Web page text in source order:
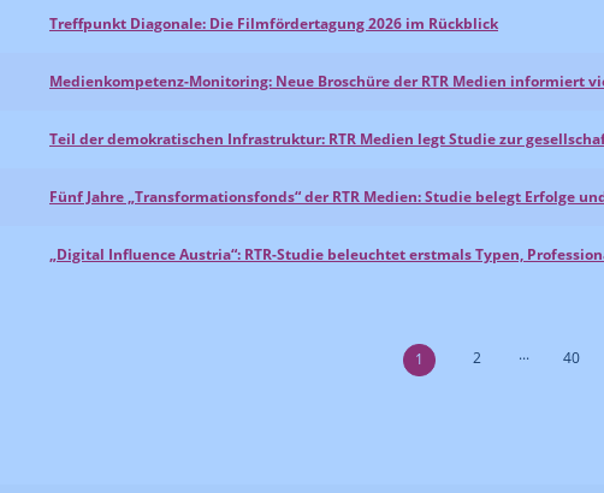
Treffpunkt Diagonale: Die Filmfördertagung 2026 im Rückblick
Medienkompetenz-Monitoring: Neue Broschüre der RTR Medien
Teil der demokratischen Infrastruktur: RTR Medien legt Studie zur
Fünf Jahre „Transformationsfonds“ der RTR Medien: Studie belegt Erfolge
„Digital Influence Austria“: RTR-Studie beleuchtet erstmals Typen,
1 2 ... 40